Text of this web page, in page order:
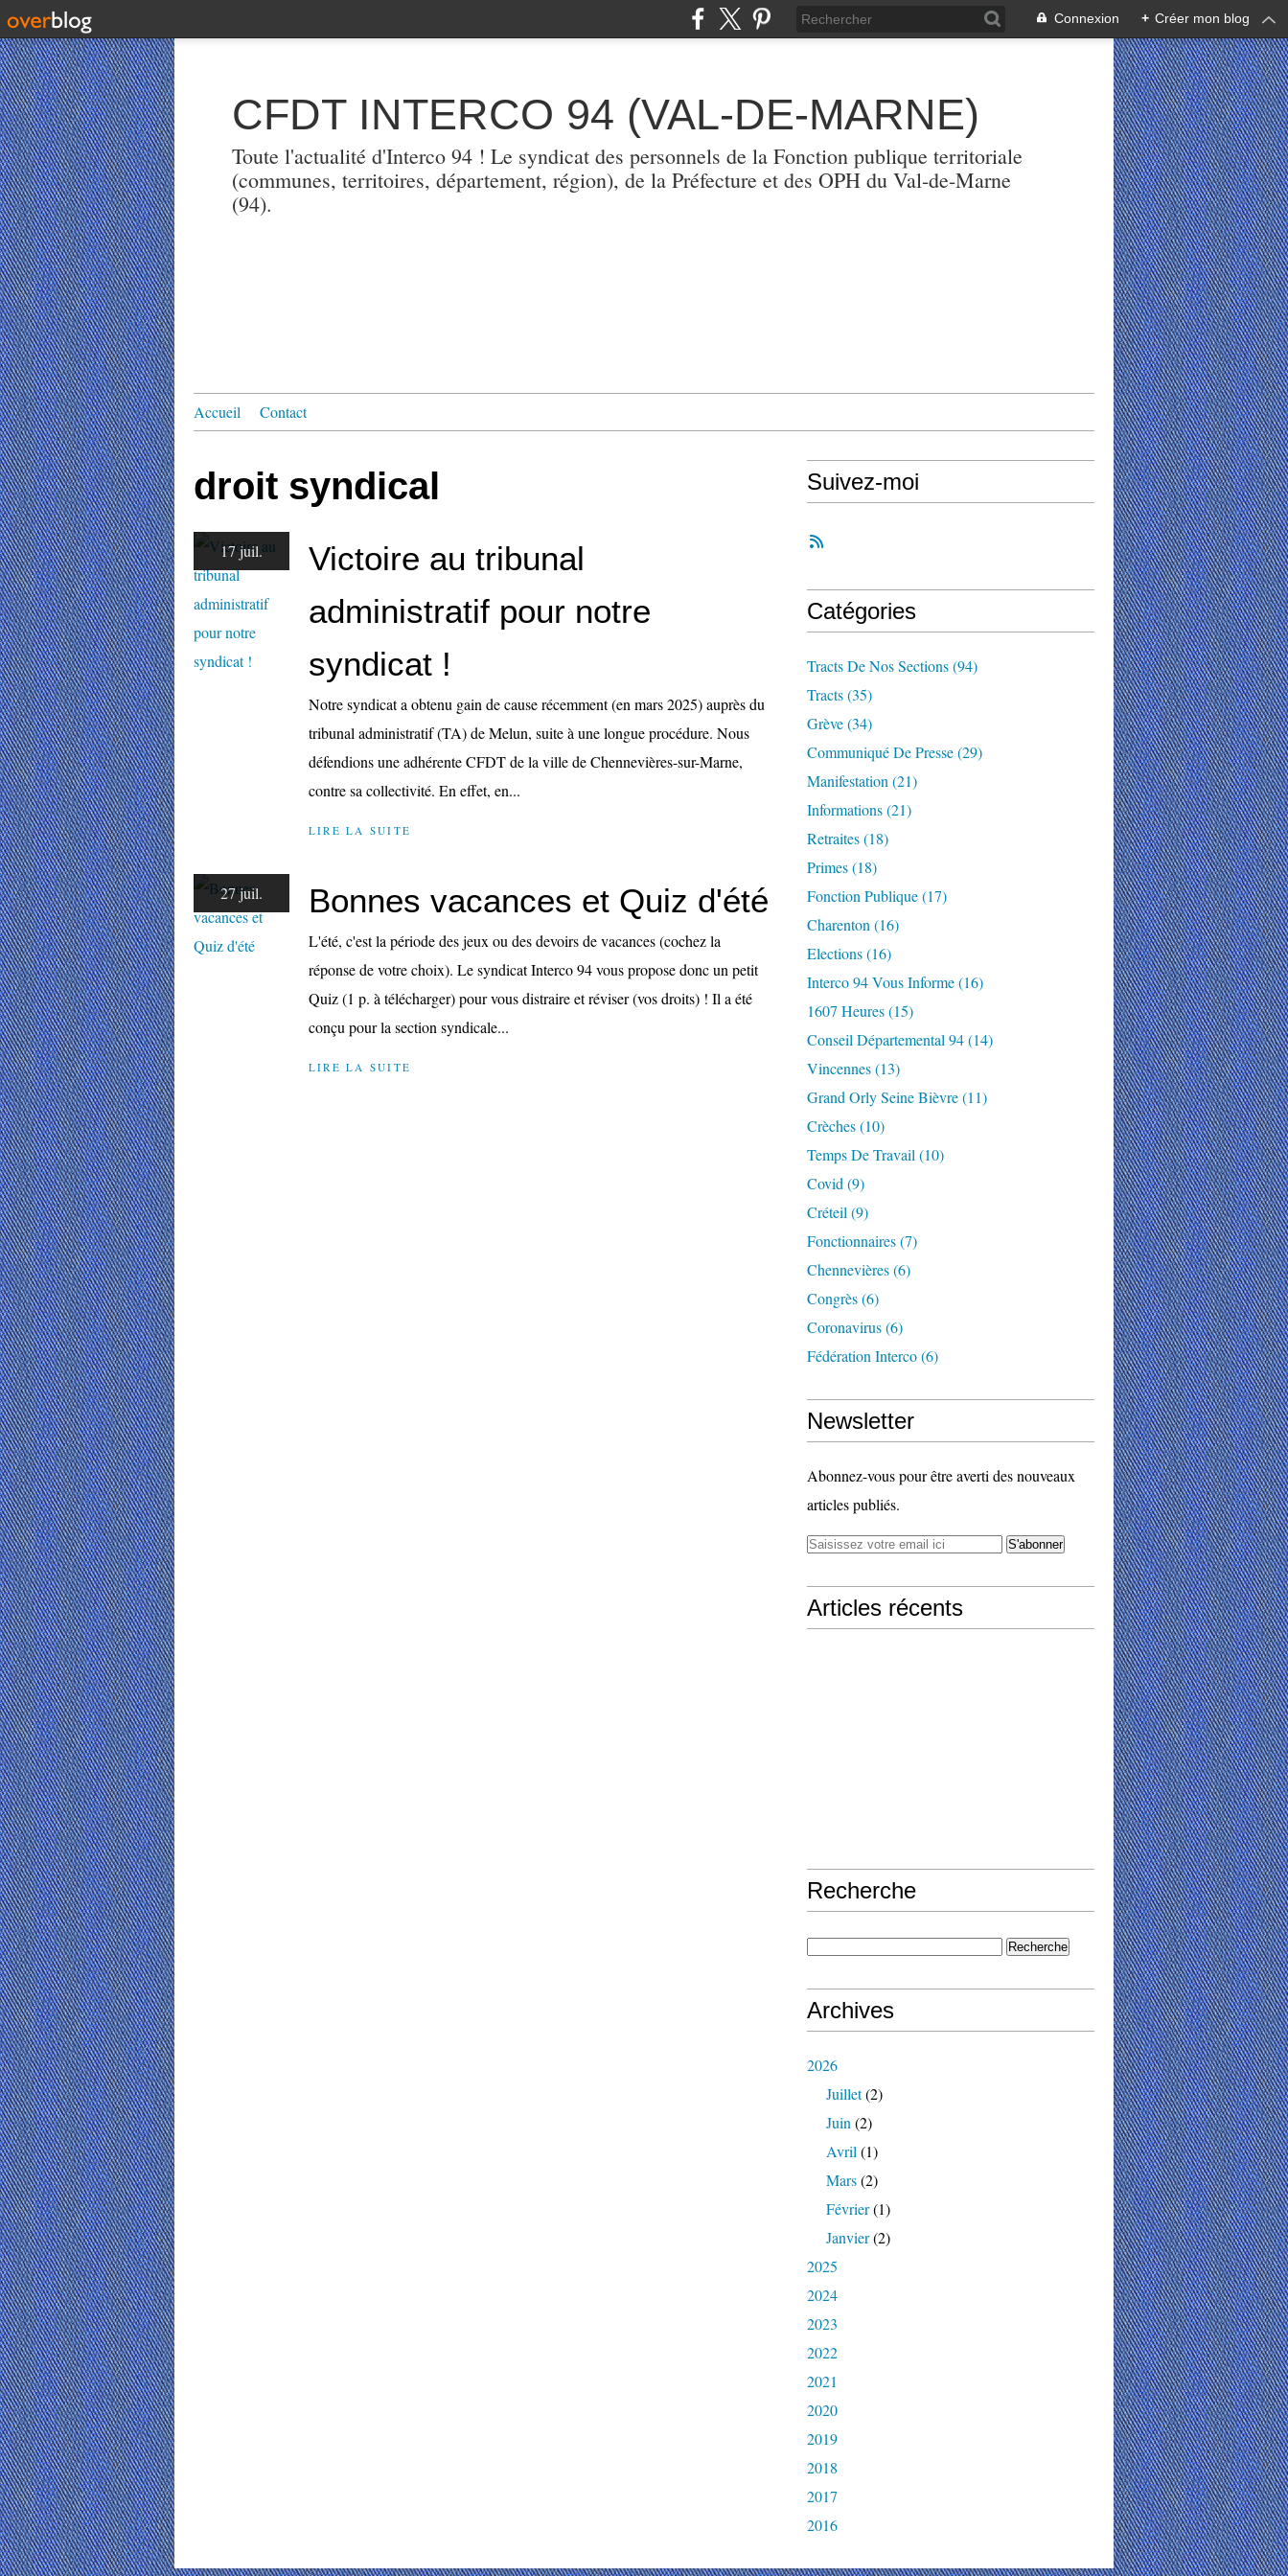
Connexion + Créer mon blog
CFDT INTERCO 94 (VAL-DE-MARNE)
Toute l'actualité d'Interco 94 ! Le syndicat des personnels de la Fonction publique territoriale
(communes, territoires, département, région), de la Préfecture et des OPH du Val-de-Marne
(94).
Accueil Contact
droit syndical
17 juil.
Victoire au tribunal
administratif pour notre
syndicat !
Notre syndicat a obtenu gain de cause récemment (en mars 2025) auprès du
tribunal administratif (TA) de Melun, suite à une longue procédure. Nous
défendions une adhérente CFDT de la ville de Chennevières-sur-Marne,
contre sa collectivité. En effet, en...
LIRE LA SUITE
27 juil. Bonnes vacances et Quiz d'été
L'été, c'est la période des jeux ou des devoirs de vacances (cochez la
réponse de votre choix). Le syndicat Interco 94 vous propose donc un petit
Quiz (1 p. à télécharger) pour vous distraire et réviser (vos droits) ! Il a été
conçu pour la section syndicale...
LIRE LA SUITE
Suivez-moi
Catégories
Tracts De Nos Sections(94)
Tracts(35)
Grève(34)
Communiqué De Presse(29)
Manifestation (21)
Informations(21)
Retraites(18)
Primes(18)
Fonction Publique(17)
Charenton (16)
Elections(16)
Interco 94 Vous Informe(16)
1607 Heures(15)
Conseil Départemental 94(14)
Vincennes(13)
Grand Orly Seine Bièvre(11)
Crèches(10)
Temps De Travail (10)
Covid (9)
Créteil (9)
Fonctionnaires(7)
Chennevières(6)
Congrès(6)
Coronavirus(6)
Fédération Interco(6)
Newsletter
Abonnez-vous pour être averti des nouveaux
articles publiés.
Articles récents
Recherche
Archives
2026
Juillet(2)
Juin (2)
Avril (1)
Mars(2)
Février(1)
Janvier(2)
2025
2024
2023
2022
2021
2020
2019
2018
2017
2016